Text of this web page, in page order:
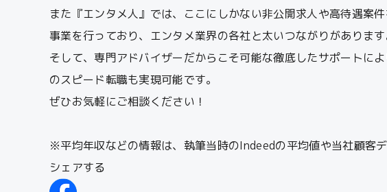
また『エンタメ人』では、ここにしかない非公開求人や高待遇案
事業を行っており、エンタメ業界の各社と太いつながりがありま
そして、専門アドバイザーだからこそ可能な徹底したサポートに
のスピード転職も実現可能です。
ぜひお気軽にご相談ください！
※平均年収などの情報は、執筆当時のIndeedの平均値や当社顧客
シェアする